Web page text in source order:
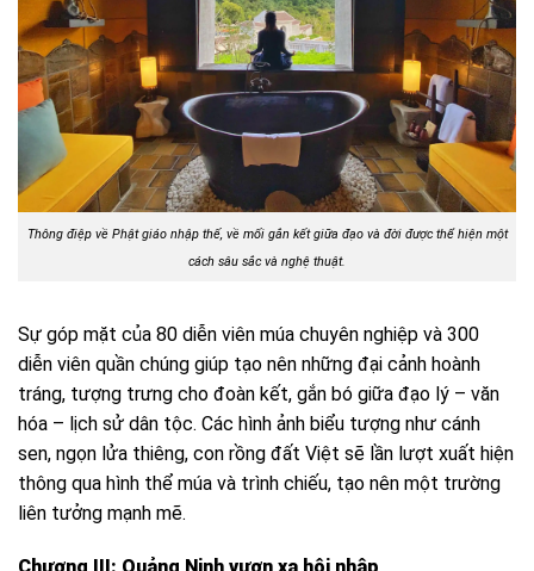
Thông điệp về Phật giáo nhập thế, về mối gắn kết giữa đạo và đời được thể hiện một
cách sâu sắc và nghệ thuật.
Sự góp mặt của 80 diễn viên múa chuyên nghiệp và 300
diễn viên quần chúng giúp tạo nên những đại cảnh hoành
tráng, tượng trưng cho đoàn kết, gắn bó giữa đạo lý – văn
hóa – lịch sử dân tộc. Các hình ảnh biểu tượng như cánh
sen, ngọn lửa thiêng, con rồng đất Việt sẽ lần lượt xuất hiện
thông qua hình thể múa và trình chiếu, tạo nên một trường
liên tưởng mạnh mẽ.